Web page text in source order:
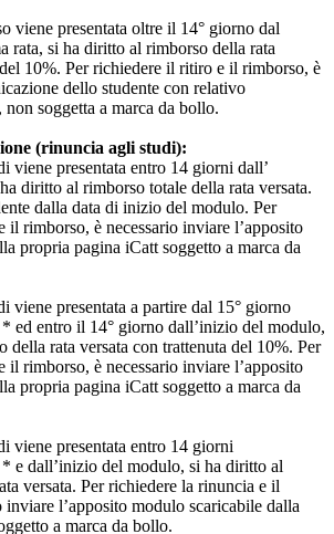
viene presentata oltre il 14° giorno dal
rata, si ha diritto al rimborso della rata
10%. Per richiedere il ritiro e il rimborso, è
dello studente con relativo
soggetta a marca da bollo.
(rinuncia agli studi):
viene presentata entro 14 giorni dall’
diritto al rimborso totale della rata versata.
dalla data di inizio del modulo. Per
il rimborso, è necessario inviare l’apposito
propria pagina iCatt soggetto a marca da
viene presentata a partire dal 15° giorno
ed entro il 14° giorno dall’inizio del modulo,
della rata versata con trattenuta del 10%. Per
il rimborso, è necessario inviare l’apposito
propria pagina iCatt soggetto a marca da
viene presentata entro 14 giorni
e dall’inizio del modulo, si ha diritto al
versata. Per richiedere la rinuncia e il
inviare l’apposito modulo scaricabile dalla
a marca da bollo.